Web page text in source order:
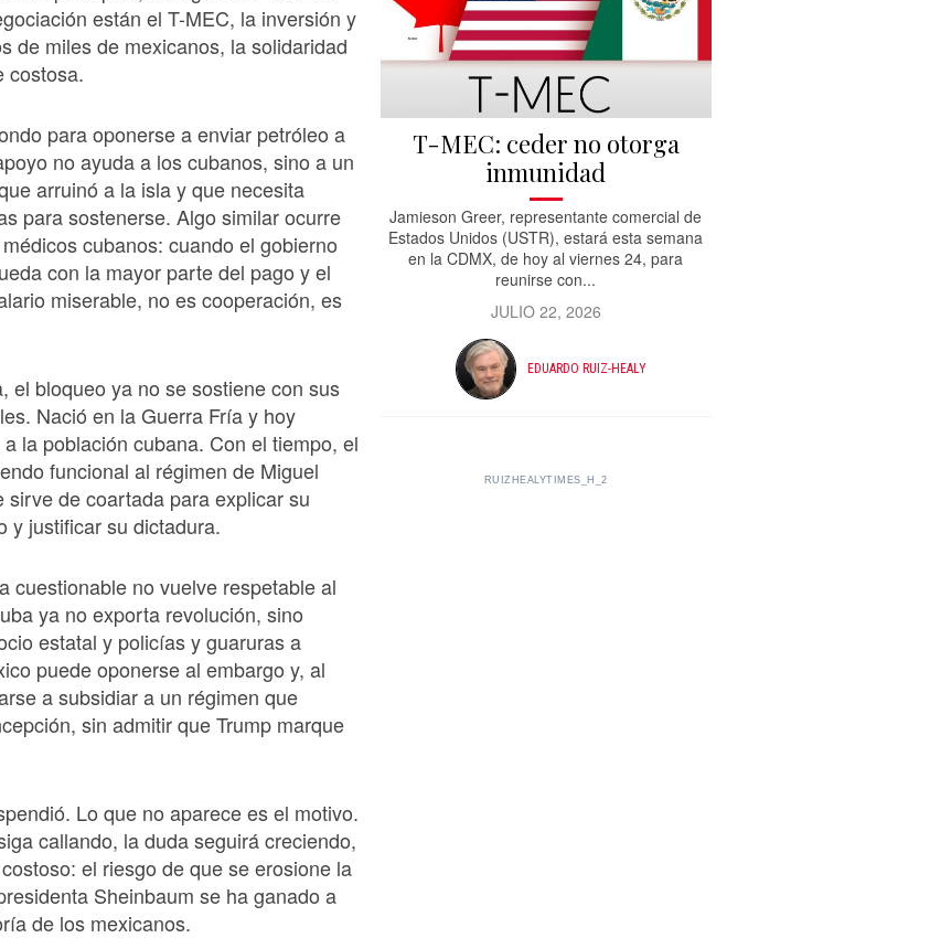
están el T-MEC, la inversión y
de miles de mexicanos, la solidaridad
costosa.
para oponerse a enviar petróleo a
no ayuda a los cubanos, sino a un
arruinó a la isla y que necesita
para sostenerse. Algo similar ocurre
cubanos: cuando el gobierno
con la mayor parte del pago y el
miserable, no es cooperación, es
el bloqueo ya no se sostiene con sus
Nació en la Guerra Fría y hoy
la población cubana. Con el tiempo, el
funcional al régimen de Miguel
sirve de coartada para explicar su
y justificar su dictadura.
cuestionable no vuelve respetable al
ya no exporta revolución, sino
estatal y policías y guaruras a
puede oponerse al embargo y, al
a subsidiar a un régimen que
sin admitir que Trump marque
Lo que no aparece es el motivo.
callando, la duda seguirá creciendo,
el riesgo de que se erosione la
Sheinbaum se ha ganado a
de los mexicanos.
T-MEC: ceder no otorga
inmunidad
Jamieson Greer, representante comercial de
Estados Unidos (USTR), estará esta semana
en la CDMX, de hoy al viernes 24, para
reunirse con...
JULIO 22, 2026
EDUARDO RUIZ-HEALY
RUIZHEALYTIMES_H_2